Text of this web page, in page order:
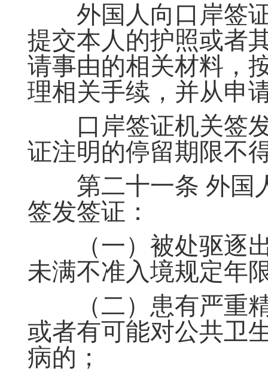
外国人向口岸签证
提交本人的护照或者
请事由的相关材料，
理相关手续，并从申
口岸签证机关签发
证注明的停留期限不
第二十一条 外国
签发签证：
（一）被处驱逐出
未满不准入境规定年
（二）患有严重精
或者有可能对公共卫
病的；